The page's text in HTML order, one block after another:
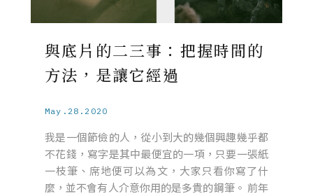
與底片的二三事：把握時間的
方法，是讓它經過
May.28.2020
我是一個節儉的人，從小到大的幾個興趣幾乎都
不花錢，寫字是其中最便宜的一項，只要一張紙
一枝筆、席地便可以為文，大家只看你寫了什
麼，並不會有人介意你用的是多貴的鋼筆。 前年